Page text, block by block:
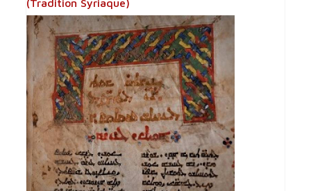
(Tradition Syriaque)